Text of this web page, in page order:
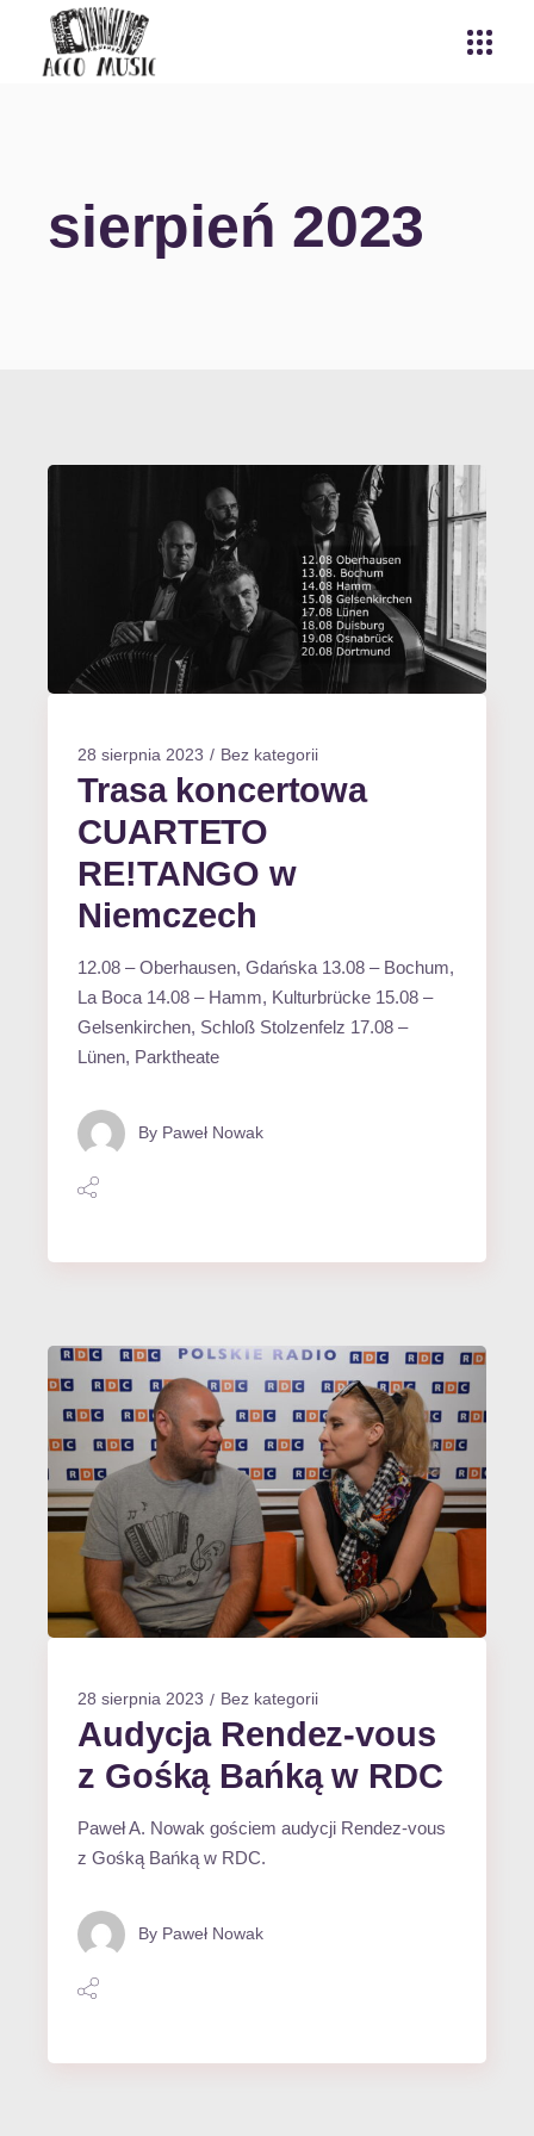
sierpień 2023
28 sierpnia 2023 Bez kategorii
Trasa koncertowa
CUARTETO
RE!TANGO w
Niemczech
12.08 – Oberhausen, Gdańska 13.08 – Bochum,
La Boca 14.08 – Hamm, Kulturbrücke 15.08 –
Gelsenkirchen, Schloß Stolzenfelz 17.08 –
Lünen, Parktheate
By Paweł Nowak
28 sierpnia 2023 Bez kategorii
Audycja Rendez-vous
z Gośką Bańką w RDC
Paweł A. Nowak gościem audycji Rendez-vous
z Gośką Bańką w RDC.
By Paweł Nowak